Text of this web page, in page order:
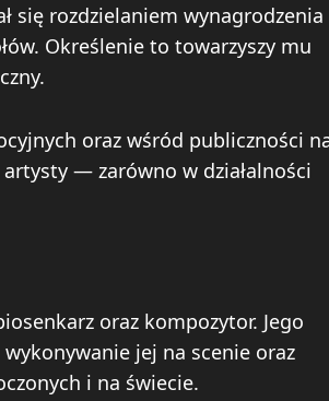
się rozdzielaniem wynagrodzenia
Określenie to towarzyszy mu
oraz wśród publiczności
— zarówno w działalności
oraz kompozytor. Jego
jej na scenie oraz
i na świecie.